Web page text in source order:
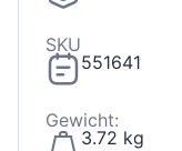
SKU
551641
Gewicht:
3.72 kg